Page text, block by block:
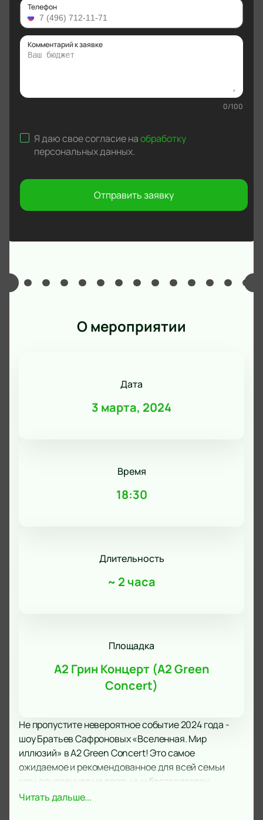
Телефон
Комментарий к заявке
0/100
Я даю свое согласие наобработку
персональных данных.
Отправить заявку
О мероприятии
Дата
3 марта, 2024
Время
18:30
Длительность
~ 2 часа
Площадка
А2 Грин Концерт (A2 Green
Concert)
Не пропустите невероятное событие 2024 года -
шоу Братьев Сафроновых «Вселенная. Мир
иллюзий» в А2 Green Concert! Это самое
ожидаемое и рекомендованное для всей семьи
шоу, основанное на реальных бестселлерах
мировых иллюзий и трюков. Будьте готовы к тому,
Читать дальше...